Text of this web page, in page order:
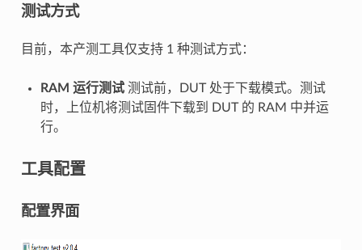
测试方式
目前，本产测工具仅支持 1 种测试方式：
RAM 运行测试测试前，DUT 处于下载模式。测试
时，上位机将测试固件下载到 DUT 的 RAM 中并运
行。
工具配置
配置界面